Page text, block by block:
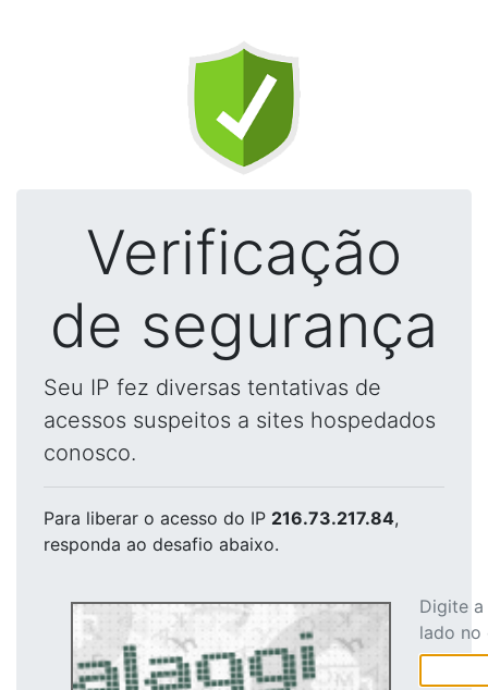
Verificação
de segurança
Seu IP fez diversas tentativas de
acessos suspeitos a sites hospedados
conosco.
Para liberar o acesso do IP 216.73.217.84,
responda ao desafio abaixo.
Digite
lado no